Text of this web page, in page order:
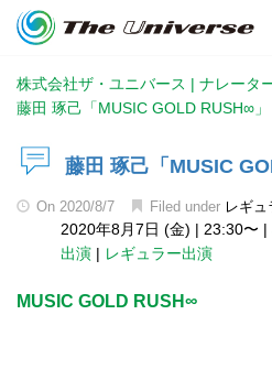
株式会社ザ・ユニバース | ナレータ
藤田 琢己「MUSIC GOLD RUSH∞」
藤田 琢己「MUSIC
On 2020/8/7 Filed under レギ
2020年8月7日 (金) | 23:30〜 |
出演 | レギュラー出演
MUSIC GOLD RUSH∞